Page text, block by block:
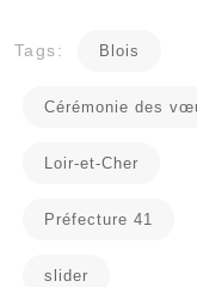
Tags: Blois
Cérémonie des
Loir-et-Cher
Préfecture 41
slider